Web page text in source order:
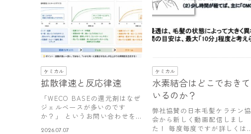
ケミカル
拡散律速と反応律速
「WECO BASEの還元剤はなぜ
ジェルベースが多いのです
か？」 というお問い合わせを
2026.07.07
ケミカル
水素結合はどこでおきて
いるのか？
弊社協賛の日本毛髪ケラチン協
会から新しく動画配信しまし
た！ 毎度毎度ですが詳しくは